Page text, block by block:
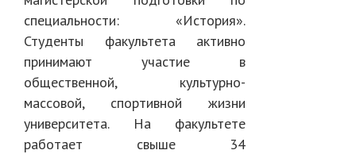
специальности: «История».
Студенты факультета активно
принимают участие в
общественной, культурно-
массовой, спортивной жизни
университета. На факультете
работает свыше 34